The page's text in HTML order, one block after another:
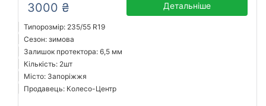
3000 ₴ Детальніше
Типорозмір: 235/55 R19
Сезон: зимова
Залишок протектора: 6,5 мм
Кількість: 2шт
Місто: Запоріжжя
Продавець: Колесо-Центр